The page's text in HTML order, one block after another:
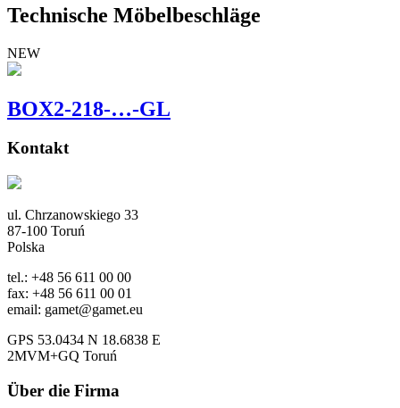
Technische Möbelbeschläge
NEW
BOX2-218-…-GL
Kontakt
ul. Chrzanowskiego 33
87-100 Toruń
Polska
tel.: +48 56 611 00 00
fax: +48 56 611 00 01
email: gamet@gamet.eu
GPS 53.0434 N 18.6838 E
2MVM+GQ Toruń
Über die Firma